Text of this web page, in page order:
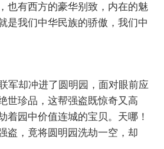
也有西方的豪华别致，内在的魅
是我们中华民族的骄傲，我们中
军却冲进了圆明园，面对眼前应
世珍品，这帮强盗既惊奇又高
着园中价值连城的宝贝。天哪！
盗，竟将圆明园洗劫一空，却